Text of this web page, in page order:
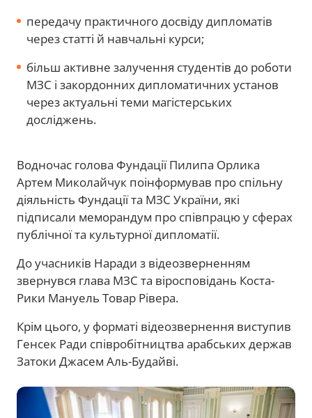
передачу практичного досвіду дипломатів
через статті й навчальні курси;
більш активне залучення студентів до роботи
МЗС і закордонних дипломатичних установ
через актуальні теми магістерських
досліджень.
Водночас голова Фундації Пилипа Орлика
Артем Миколайчук поінформував про спільну
діяльність Фундації та МЗС України, які
підписали меморандум про співпрацю у сферах
публічної та культурної дипломатії.
До учасників Наради з відеозверненням
звернувся глава МЗС та віросповідань Коста-
Рики Мануель Товар Рівера.
Крім цього, у форматі відеозвернення виступив
Генсек Ради співробітництва арабських держав
Затоки Джасем Аль-Будайві.